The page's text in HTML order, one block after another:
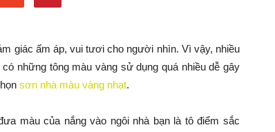
giác ấm áp, vui tươi cho người nhìn. Vì vậy, nhiều
những tông màu vàng sử dụng quá nhiều dễ gây
sơn nhà màu vàng nhạt.
màu của nắng vào ngôi nhà bạn là tô điểm sắc